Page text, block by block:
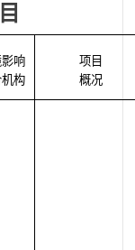
响
构
项目
概况